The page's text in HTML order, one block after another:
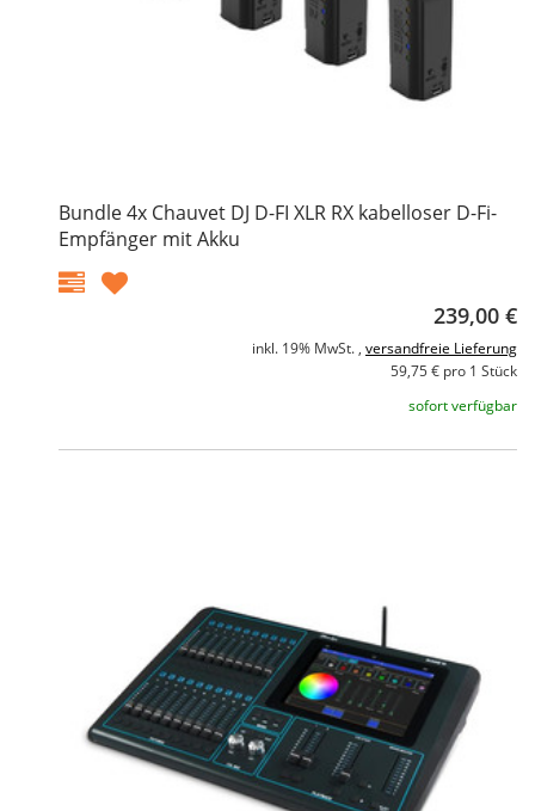
Bundle 4x Chauvet DJ D-FI XLR RX kabelloser D-Fi-
Empfänger mit Akku
239,00 €
inkl. 19% MwSt. , versandfreie Lieferung
59,75 € pro 1 Stück
sofort verfügbar